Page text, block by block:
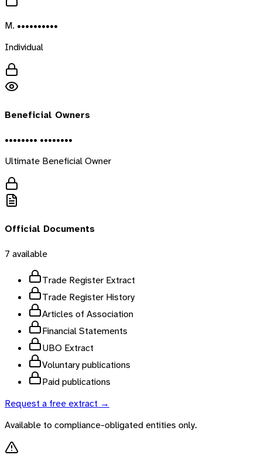
M. ••••••••••
Individual
Beneficial Owners
•••••••• ••••••••
Ultimate Beneficial Owner
Official Documents
7 available
Trade Register Extract
Trade Register History
Articles of Association
Financial Statements
UBO Extract
Voluntary publications
Paid publications
Request a free extract →
Available to compliance-obligated entities only.